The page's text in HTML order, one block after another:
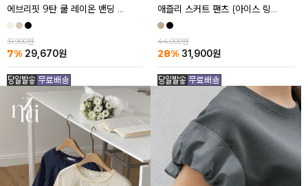
에브리핏 9탄 쿨 레이온 밴딩 와이드 팬츠
31,900원
7% 29,670원
애즐리 스커트 팬츠 (아이스 링클프리ver.)
44,000원
28% 31,900원